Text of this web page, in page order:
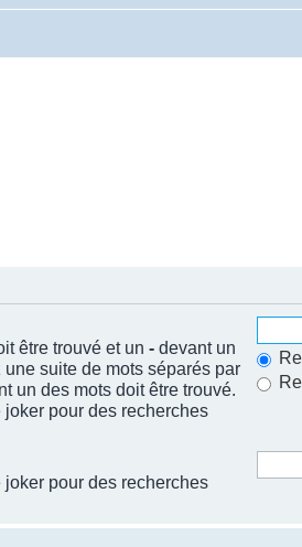
être trouvé et un - devant un
suite de mots séparés par
un des mots doit être trouvé.
pour des recherches
pour des recherches